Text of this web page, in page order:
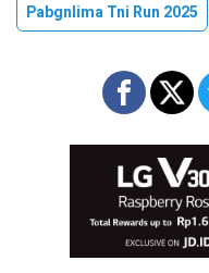
Pabgnlima Tni Run 2025